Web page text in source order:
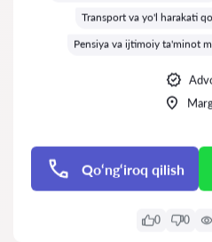
Transport va yo'l harakati
Pensiya va ijtimoiy ta'minot
Qo‘ng‘iroq qilish
0 0